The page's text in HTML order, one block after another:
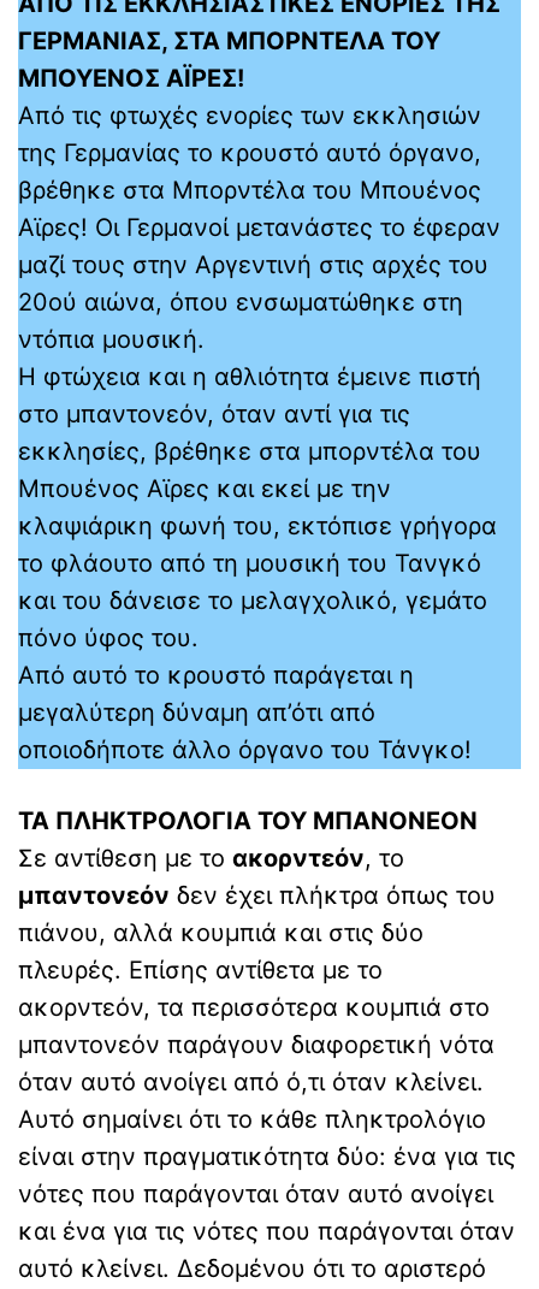
ΓΕΡΜΑΝΙΑΣ, ΣΤΑ ΜΠΟΡΝΤΕΛΑ ΤΟΥ
ΜΠΟΥΕΝΟΣ ΑΪΡΕΣ!
Από τις φτωχές ενορίες των εκκλησιών
της Γερμανίας το κρουστό αυτό όργανο,
βρέθηκε στα Μπορντέλα του Μπουένος
Αϊρες! Οι Γερμανοί μετανάστες το έφεραν
μαζί τους στην Αργεντινή στις αρχές του
20ού αιώνα, όπου ενσωματώθηκε στη
ντόπια μουσική.
Η φτώχεια και η αθλιότητα έμεινε πιστή
στο μπαντονεόν, όταν αντί για τις
εκκλησίες, βρέθηκε στα μπορντέλα του
Μπουένος Αϊρες και εκεί με την
κλαψιάρικη φωνή του, εκτόπισε γρήγορα
το φλάουτο από τη μουσική του Τανγκό
και του δάνεισε το μελαγχολικό, γεμάτο
πόνο ύφος του.
Από αυτό το κρουστό παράγεται η
μεγαλύτερη δύναμη απ’ότι από
οποιοδήποτε άλλο όργανο του Τάνγκο!
ΤΑ ΠΛΗΚΤΡΟΛΟΓΙΑ ΤΟΥ ΜΠΑΝΟΝΕΟΝ
Σε αντίθεση με το ακορντεόν, το
μπαντονεόν δεν έχει πλήκτρα όπως του
πιάνου, αλλά κουμπιά και στις δύο
πλευρές. Επίσης αντίθετα με το
ακορντεόν, τα περισσότερα κουμπιά στο
μπαντονεόν παράγουν διαφορετική νότα
όταν αυτό ανοίγει από ό,τι όταν κλείνει.
Αυτό σημαίνει ότι το κάθε πληκτρολόγιο
είναι στην πραγματικότητα δύο: ένα για τις
νότες που παράγονται όταν αυτό ανοίγει
και ένα για τις νότες που παράγονται όταν
αυτό κλείνει. Δεδομένου ότι το αριστερό